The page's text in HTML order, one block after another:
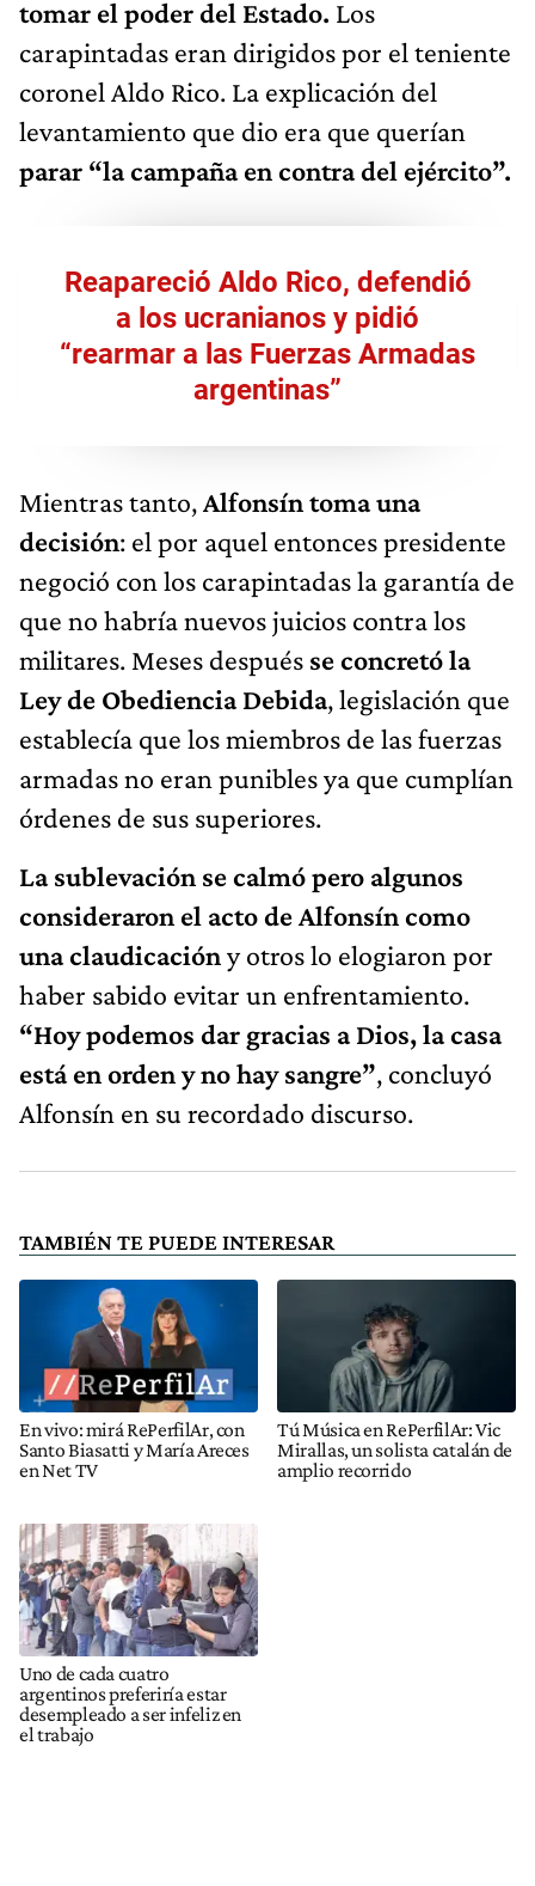
tomar el poder del Estado. Los
carapintadas eran dirigidos por el teniente
coronel Aldo Rico. La explicación del
levantamiento que dio era que querían
parar “la campaña en contra del ejército”.
Reapareció Aldo Rico, defendió
a los ucranianos y pidió
“rearmar a las Fuerzas Armadas
argentinas”
Mientras tanto,Alfonsín toma una
decisión: el por aquel entonces presidente
negoció con los carapintadas la garantía de
que no habría nuevos juicios contra los
militares. Meses después se concretó la
Ley de Obediencia Debida, legislación que
establecía que los miembros de las fuerzas
armadas no eran punibles ya que cumplían
órdenes de sus superiores.
La sublevación se calmó pero algunos
consideraron el acto de Alfonsín como
una claudicacióny otros lo elogiaron por
haber sabido evitar un enfrentamiento.
“Hoy podemos dar gracias a Dios, la casa
está en orden y no hay sangre”, concluyó
Alfonsín en su recordado discurso.
TAMBIÉN TE PUEDE INTERESAR
En vivo: mirá RePerfilAr, con
Santo Biasatti y María Areces
en Net TV
Tú Música en RePerfilAr: Vic
Mirallas, un solista catalán de
amplio recorrido
Uno de cada cuatro
argentinos preferiría estar
desempleado a ser infeliz en
el trabajo